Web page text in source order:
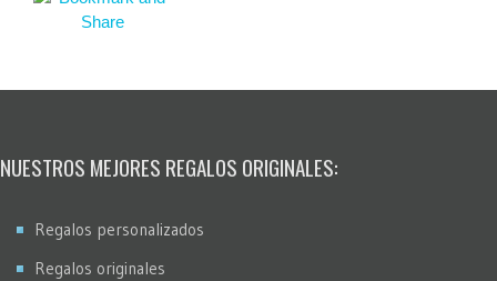
NUESTROS MEJORES REGALOS ORIGINALES:
Regalos personalizados
Regalos originales